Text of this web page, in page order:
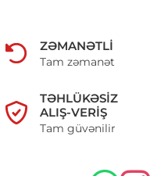
ZƏMANƏTLI
Tam zəmanət
TƏHLÜKƏSIZ
ALIŞ-VERIŞ
Tam güvənilir